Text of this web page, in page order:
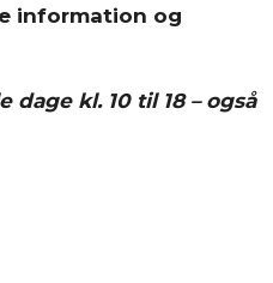
information og
dage kl. 10 til 18 – også